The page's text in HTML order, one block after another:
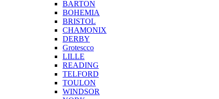
BARTON
BOHEMIA
BRISTOL
CHAMONIX
DERBY
Grotescco
LILLE
READING
TELFORD
TOULON
WINDSOR